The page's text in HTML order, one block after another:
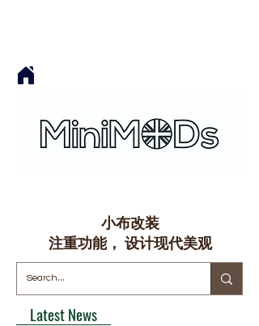
小布改装
​注重功能， 设计现代美观
Latest News